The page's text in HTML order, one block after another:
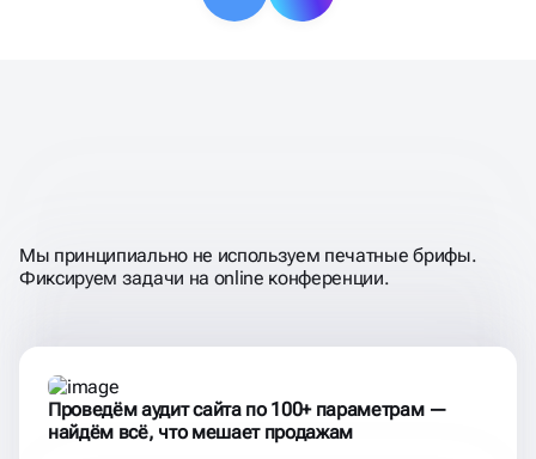
РОСТА ЗАЯВОК И ВЫРУЧКИ
Мы принципиально не используем печатные брифы.
Фиксируем задачи на online конференции.
Проведём аудит сайта по 100+ параметрам —
найдём всё, что мешает продажам